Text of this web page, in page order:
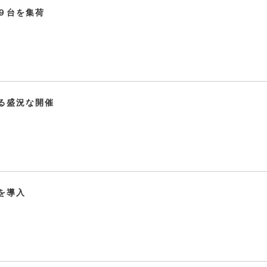
台を集荷
盛況な開催
導入